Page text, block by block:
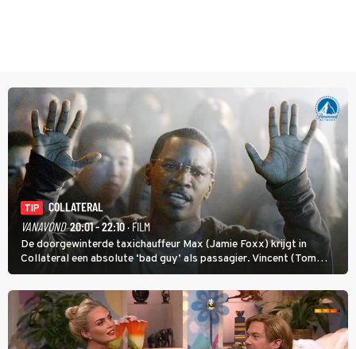
TIP
COLLATERAL
VANAVOND 20:01 - 22:10· FILM
De doorgewinterde taxichauffeur Max (Jamie Foxx) krijgt in
Collateral een absolute ‘bad guy’ als passagier. Vincent (Tom
Cruise) heeft hem nodig om hem de stad door te loodsen om een
wel heel lugubere reden.